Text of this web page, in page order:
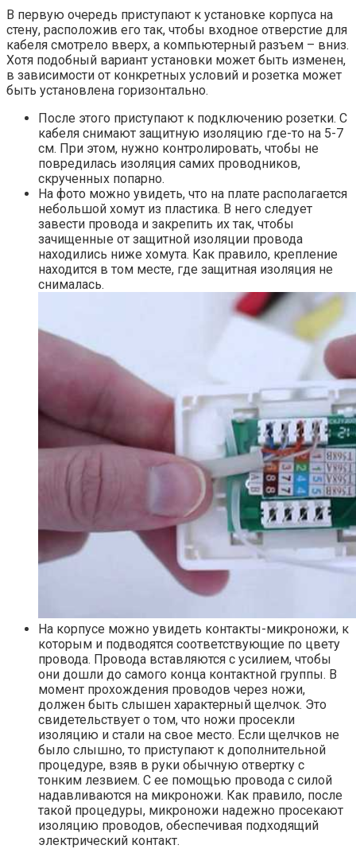
В первую очередь приступают к установке корпуса на
стену, расположив его так, чтобы входное отверстие для
кабеля смотрело вверх, а компьютерный разъем – вниз.
Хотя подобный вариант установки может быть изменен,
в зависимости от конкретных условий и розетка может
быть установлена горизонтально.
После этого приступают к подключению розетки. С
кабеля снимают защитную изоляцию где-то на 5-7
см. При этом, нужно контролировать, чтобы не
повредилась изоляция самих проводников,
скрученных попарно.
На фото можно увидеть, что на плате располагается
небольшой хомут из пластика. В него следует
завести провода и закрепить их так, чтобы
зачищенные от защитной изоляции провода
находились ниже хомута. Как правило, крепление
находится в том месте, где защитная изоляция не
снималась.
На корпусе можно увидеть контакты-микроножи, к
которым и подводятся соответствующие по цвету
провода. Провода вставляются с усилием, чтобы
они дошли до самого конца контактной группы. В
момент прохождения проводов через ножи,
должен быть слышен характерный щелчок. Это
свидетельствует о том, что ножи просекли
изоляцию и стали на свое место. Если щелчков не
было слышно, то приступают к дополнительной
процедуре, взяв в руки обычную отвертку с
тонким лезвием. С ее помощью провода с силой
надавливаются на микроножи. Как правило, после
такой процедуры, микроножи надежно просекают
изоляцию проводов, обеспечивая подходящий
электрический контакт.